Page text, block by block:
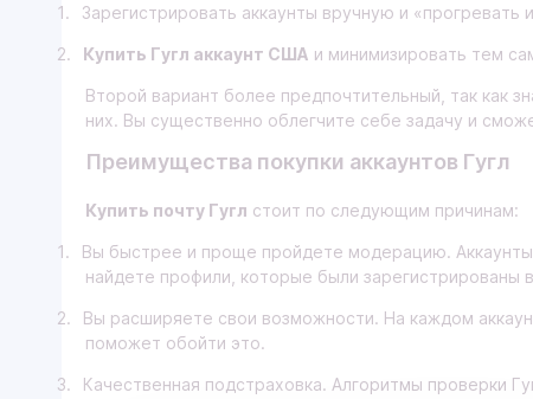
1. Зарегистрировать аккаунты вручную и
2. Купить Гугл аккаунт США и минимизировать тем
Второй вариант более предпочтительный, так как
них. Вы существенно облегчите себе задачу и
Преимущества покупки аккаунтов Гугл
Купить почту Гугл стоит по следующим причинам:
1.
Вы быстрее и проще пройдете модерацию.
найдете профили, которые были зарегистрированы
2.
Вы расширяете свои возможности. На каждом
поможет обойти это.
3.
Качественная подстраховка. Алгоритмы проверки